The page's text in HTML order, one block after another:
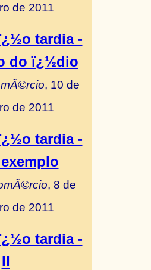
de 2011
tardia -
do ï¿½dio
, 10 de
de 2011
tardia -
, 8 de
de 2011
tardia -
II